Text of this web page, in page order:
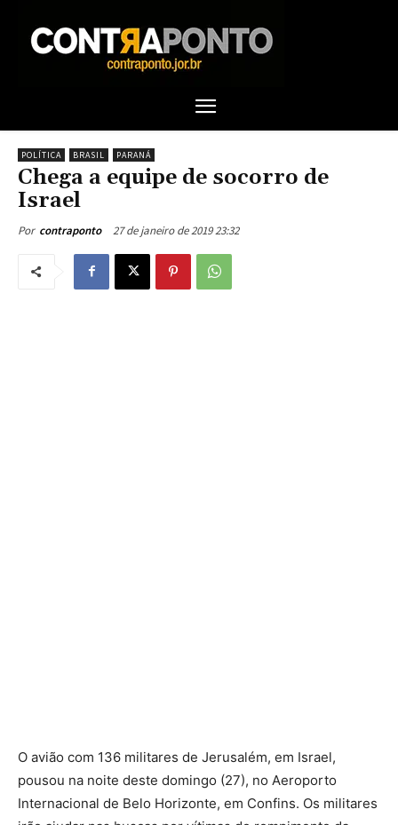
POLÍTICA BRASIL PARANÁ
Chega a equipe de socorro de
Israel
Por contraponto 27 de janeiro de 2019 23:32
O avião com 136 militares de Jerusalém, em Israel,
pousou na noite deste domingo (27), no Aeroporto
Internacional de Belo Horizonte, em Confins. Os militares